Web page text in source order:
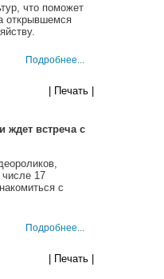
что поможет
открывшемся
Подробнее...
| Печать |
ждет встреча с
17
с
Подробнее...
| Печать |